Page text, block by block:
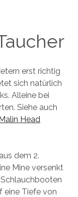
erst richtig
sich natürlich
Alleine bei
Siehe auch
Head
dem 2.
Mine versenkt
eine Tiefe von